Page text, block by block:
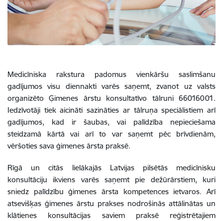
Medicīniska rakstura padomus vienkāršu saslimšanu
gadījumos visu diennakti varēs saņemt, zvanot uz valsts
organizēto Ģimenes ārstu konsultatīvo tālruni 66016001.
Iedzīvotāji tiek aicināti sazināties ar tālruņa speciālistiem arī
gadījumos, kad ir šaubas, vai palīdzība nepieciešama
steidzamā kārtā vai arī to var saņemt pēc brīvdienām,
vēršoties sava ģimenes ārsta praksē.
Rīgā un citās lielākajās Latvijas pilsētās medicīnisku
konsultāciju ikviens varēs saņemt pie dežūrārstiem, kuri
sniedz palīdzību ģimenes ārsta kompetences ietvaros. Arī
atsevišķas ģimenes ārstu prakses nodrošinās attālinātas un
klātienes konsultācijas saviem praksē reģistrētajiem